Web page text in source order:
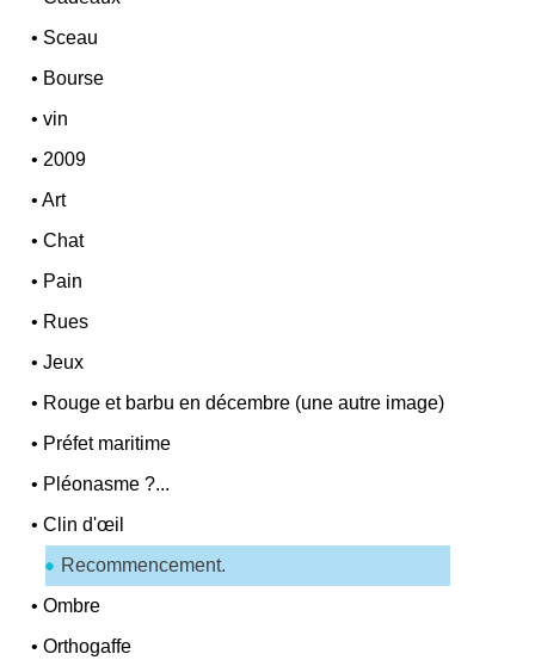
• Sceau
• Bourse
•vin
• 2009
•Art
•Chat
• Pain
• Rues
•Jeux
• Rouge et barbu en décembre (une autre image)
• Préfet maritime
• Pléonasme ?...
•Clin d'œil
Recommencement.
•Ombre
•Orthogaffe